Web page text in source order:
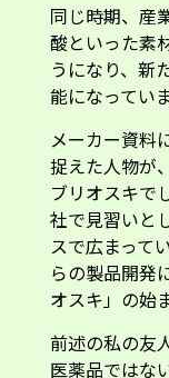
同じ時期、産
酸といった素
うになり、新
能になってい
メーカー資料
捉えた人物が
ブリオスキで
社で見習いと
スで広まって
らの製品開発
オスキ」の始
前述の私の友
医薬品ではな